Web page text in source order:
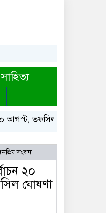
সাহিত্য
আগস্ট, তফসিল ঘোষণা ইসির
সংবাদ
২০
ঘোষণা